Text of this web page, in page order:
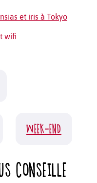
et iris à Tokyo
wifi
WEEK-END
CONSEILLE